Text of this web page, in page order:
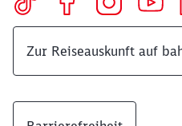
Zur Reiseauskunft auf